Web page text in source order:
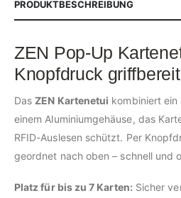
PRODUKTBESCHREIBUNG
ZEN Pop-Up
Knopfdruck griffbereit
DasZEN Kartenetui kombiniert ein
einem Aluminiumgehäuse, das
RFID-Auslesen schützt. Per
geordnet nach oben – schnell und
Platz für bis zu 7 Karten: Sicher